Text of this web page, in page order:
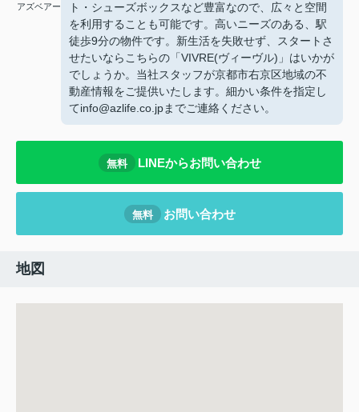
アズベアー
ト・シューズボックスなど豊富なので、広々と空間
を利用することも可能です。高いニーズのある、駅
徒歩9分の物件です。新生活を失敗せず、スタートさ
せたいならこちらの「VIVRE(ヴィーヴル)」はいかが
でしょうか。当社スタッフが京都市右京区地域の不
動産情報をご提供いたします。細かい条件を指定し
てinfo@azlife.co.jpまでご連絡ください。
無料 LINEからお問い合わせ
無料 お問い合わせ
地図